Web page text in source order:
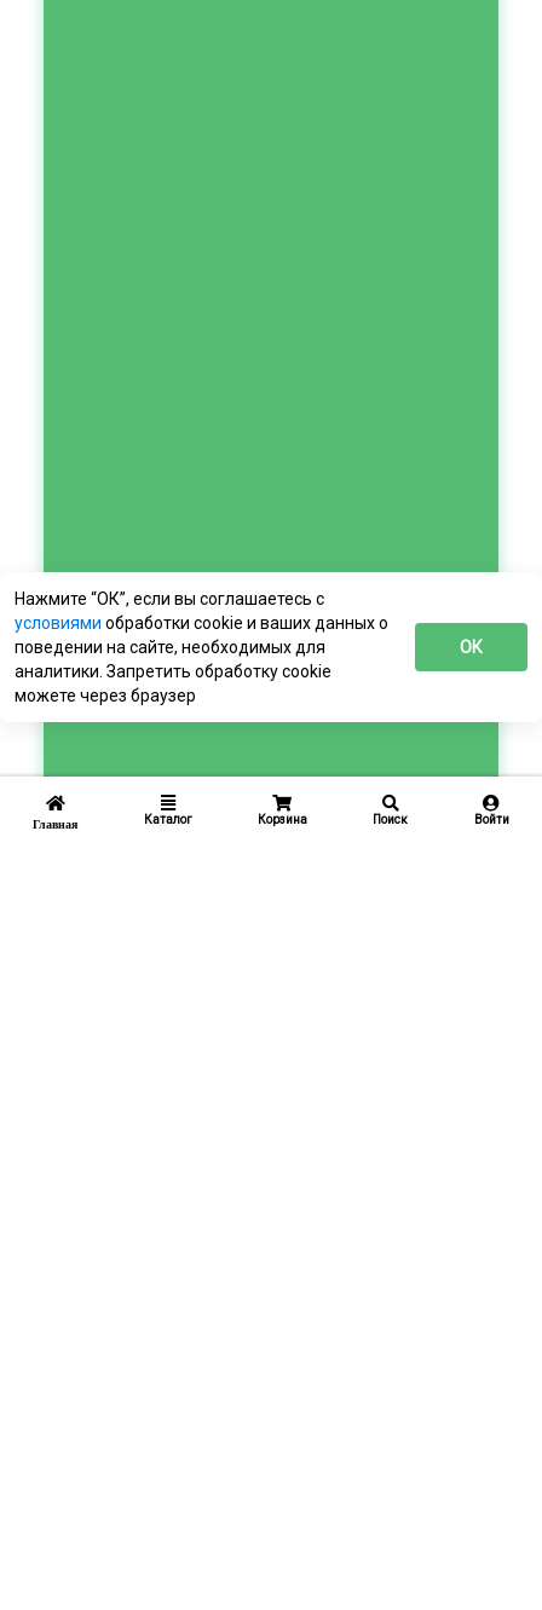
Главная Каталог Корзина Поиск Войти
Нажмите “ОК”, если вы соглашаетесь с
условиями обработки cookie и ваших данных о
поведении на сайте, необходимых для
аналитики. Запретить обработку cookie
можете через браузер
ОК